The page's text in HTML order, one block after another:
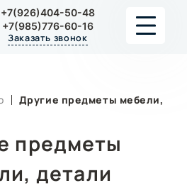
+7(926)404-50-48
+7(985)776-60-16
Заказать звонок
Другие предметы мебели,
предметы
детали